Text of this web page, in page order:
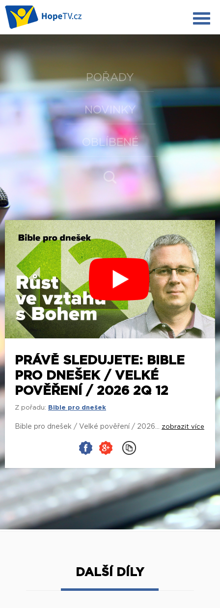
POŘADY
NOVINKY
OBLÍBENÉ
PRÁVĚ SLEDUJETE: BIBLE
PRO DNEŠEK / VELKÉ
POVĚŘENÍ / 2026 2Q 12
Z pořadu: Bible pro dnešek
Bible pro dnešek / Velké pověření / 2026... zobrazit více
DALŠÍ DÍLY